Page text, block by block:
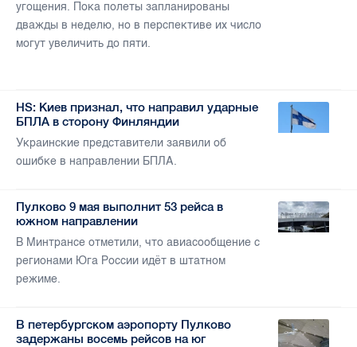
угощения. Пока полеты запланированы
дважды в неделю, но в перспективе их число
могут увеличить до пяти.
HS: Киев признал, что направил ударные
БПЛА в сторону Финляндии
Украинские представители заявили об
ошибке в направлении БПЛА.
Пулково 9 мая выполнит 53 рейса в
южном направлении
В Минтрансе отметили, что авиасообщение с
регионами Юга России идёт в штатном
режиме.
В петербургском аэропорту Пулково
задержаны восемь рейсов на юг